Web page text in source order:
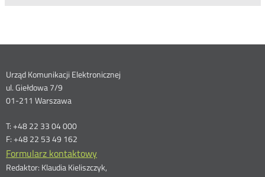
Dane
kontaktowe
Urząd Komunikacji Elektronicznej
ul. Giełdowa 7/9
01-211 Warszawa
T: +48 22 33 04 000
F: +48 22 53 49 162
Formularz kontaktowy
Redaktor: Klaudia Kieliszczyk,